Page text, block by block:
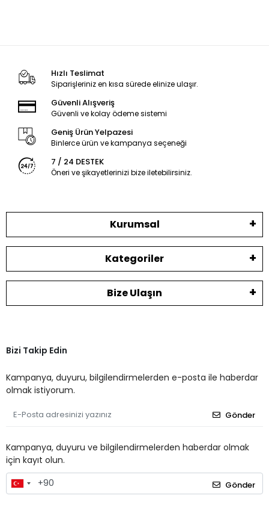
Hızlı Teslimat
Siparişleriniz en kısa sürede elinize ulaşır.
Güvenli Alışveriş
Güvenli ve kolay ödeme sistemi
Geniş Ürün Yelpazesi
Binlerce ürün ve kampanya seçeneği
7 / 24 DESTEK
Öneri ve şikayetlerinizi bize iletebilirsiniz.
Kurumsal
Kategoriler
Bize Ulaşın
Bizi Takip Edin
Kampanya, duyuru, bilgilendirmelerden e-posta ile haberdar
olmak istiyorum.
Gönder
Kampanya, duyuru ve bilgilendirmelerden haberdar olmak
için kayıt olun.
Gönder